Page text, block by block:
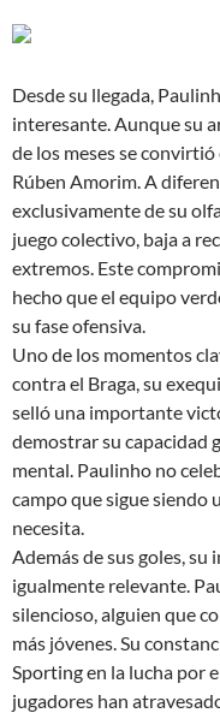
Desde su llegada,
interesante. Aunque su
de los meses se
Rúben Amorim. A
exclusivamente de su
juego colectivo, baja a
extremos. Este
hecho que el equipo
su fase ofensiva.
Uno de los momentos
contra el Braga, su
selló una importante
demostrar su capacidad
mental. Paulinho no
campo que sigue siendo
necesita.
Además de sus goles,
igualmente relevante.
silencioso, alguien que
más jóvenes. Su
Sporting en la lucha por
jugadores han